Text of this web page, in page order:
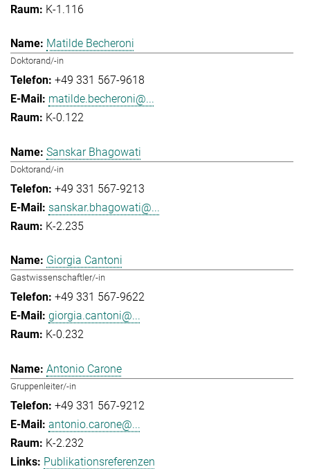
K-1.116
Matilde Becheroni
Doktorand/-in
+49 331 567-9618
matilde.becheroni@...
K-0.122
Sanskar Bhagowati
Doktorand/-in
+49 331 567-9213
sanskar.bhagowati@...
K-2.235
Giorgia Cantoni
Gastwissenschaftler/-in
+49 331 567-9622
giorgia.cantoni@...
K-0.232
Antonio Carone
Gruppenleiter/-in
+49 331 567-9212
antonio.carone@...
K-2.232
Publikationsreferenzen